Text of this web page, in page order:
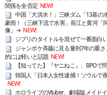
関係を全否定 NEW!
中国「大洪水！」三峡ダム「13基の
豪雨！（三峡下流で水害」長江と黄河「
像」→ NEW!
ジブリのタイトルを混ぜて一番面白
ジャンポケ斉藤に見る量刑7年の重
的には軽いと話題 NEW!
【知ってた】『ヤニねこ』、BPOで
韓国人「日本人女性逮捕！ソウルで
NEW!
ホロライブのVtuber、劇場版メイド